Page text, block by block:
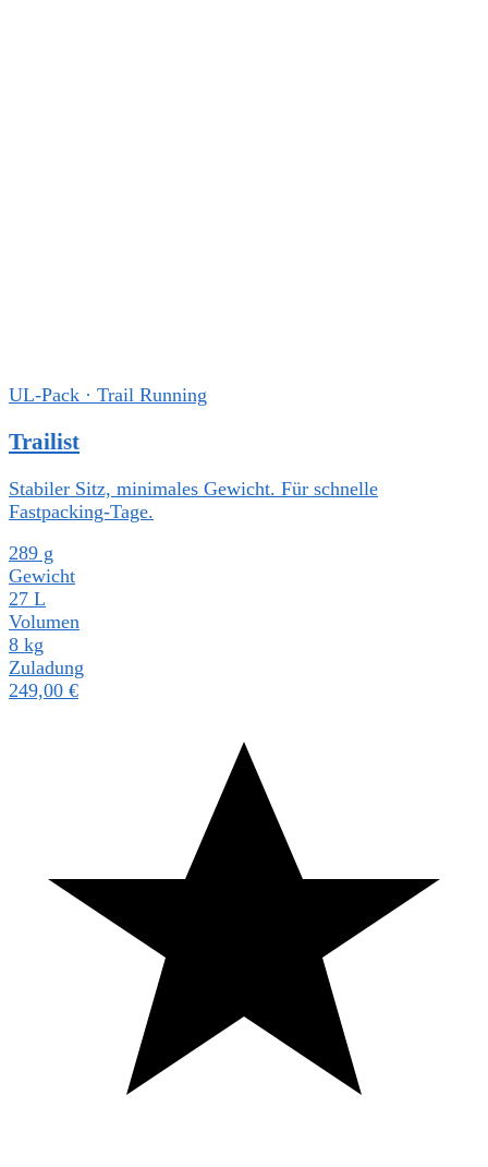
UL-Pack · Trail Running
Trailist
Stabiler Sitz, minimales Gewicht. Für schnelle
Fastpacking-Tage.
289 g
Gewicht
27 L
Volumen
8 kg
Zuladung
249,00 €